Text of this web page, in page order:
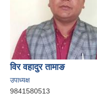
विर वहादुर तामाङ
उपाध्यक्ष
9841580513